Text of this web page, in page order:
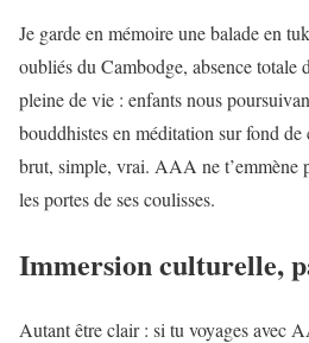
Je garde en mémoire une balade en
oubliés du Cambodge, absence totale
pleine de vie : enfants nous
bouddhistes en méditation sur fond de
brut, simple, vrai. AAA ne t’emmène
les portes de ses coulisses.
Immersion culturelle,
Autant être clair : si tu voyages avec